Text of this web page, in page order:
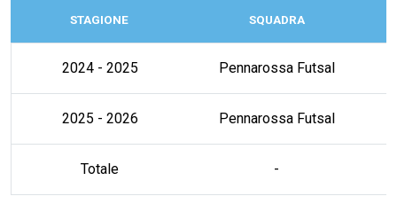
STAGIONE SQUADRA
2024 - 2025 Pennarossa Futsal
2025 - 2026 Pennarossa Futsal
Totale -